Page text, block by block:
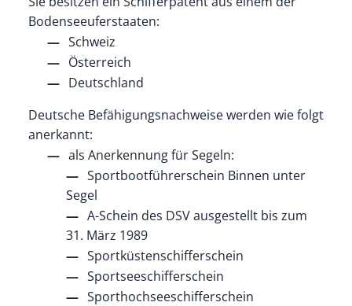
Bodenseeuferstaaten:
Schweiz
Österreich
Deutschland
Deutsche Befähigungsnachweise werden wie folgt
anerkannt:
als Anerkennung für Segeln:
Sportbootführerschein Binnen unter
Segel
A-Schein des DSV ausgestellt bis zum
31. März 1989
Sportküstenschifferschein
Sportseeschifferschein
Sporthochseeschifferschein